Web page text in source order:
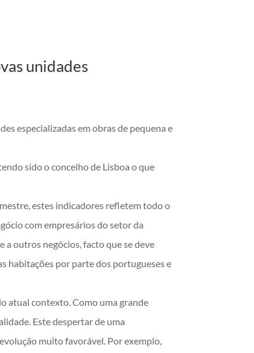
unidades
especializadas em obras de pequena e
sido o concelho de Lisboa o que
estes indicadores refletem todo o
com empresários do setor da
a outros negócios, facto que se deve
habitações por parte dos portugueses e
atual contexto. Como uma grande
Este despertar de uma
muito favorável. Por exemplo,